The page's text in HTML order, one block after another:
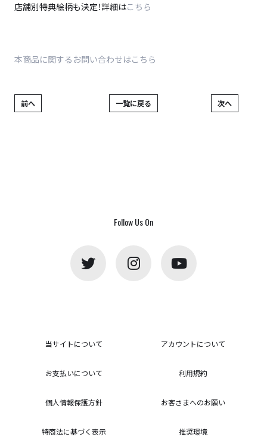
店舗別特典絵柄も決定！詳細はこちら
本商品に関するお問い合わせはこちら
前へ 一覧に戻る 次へ
Follow Us On
当サイトについて アカウントについて
お支払いについて 利用規約
個人情報保護方針 お客さまへのお願い
特商法に基づく表示 推奨環境